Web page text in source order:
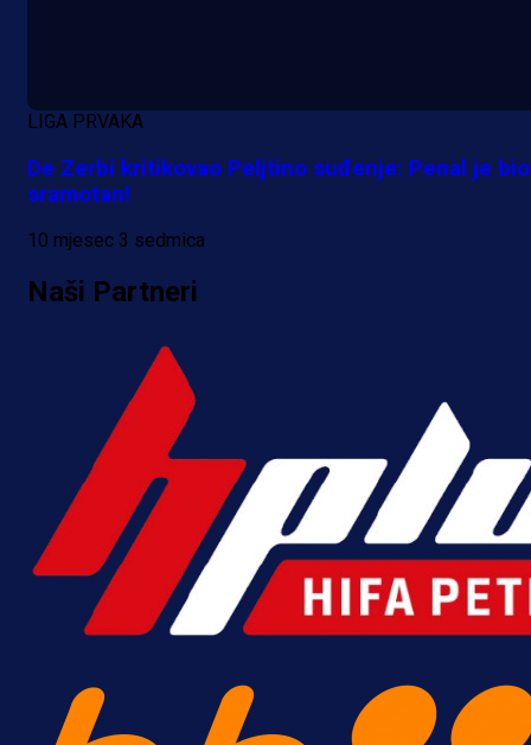
A Selekcija
Kakva partija Omerovića:
dva gola za samo tri minute!
LIGA PRVAKA
De Zerbi kritikovao Peljtino suđenje: Penal je bio
sramotan!
10 mjesec 3 sedmica
Naši Partneri